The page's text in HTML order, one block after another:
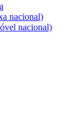
nacional)
nacional)